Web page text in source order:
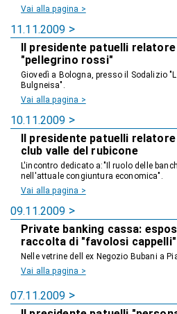
Vai alla pagina >
11.11.2009
Il presidente patuelli relatore
"pellegrino rossi"
Giovedì a Bologna, presso il Sodalizio
Bulgneisa".
Vai alla pagina >
10.11.2009
Il presidente patuelli
club valle del rubicone
L'incontro dedicato a:"Il ruolo delle
nell'attuale congiuntura economica".
Vai alla pagina >
09.11.2009
Private banking cassa:
raccolta di "favolosi cappelli"
Nelle vetrine dell ex Negozio Bubani a
Vai alla pagina >
07.11.2009